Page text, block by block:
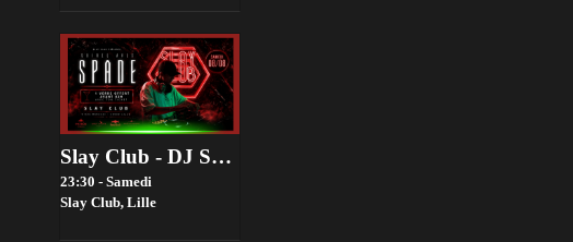
Slay Club - DJ SPADE 08/08
23:30 - Samedi
Slay Club, Lille